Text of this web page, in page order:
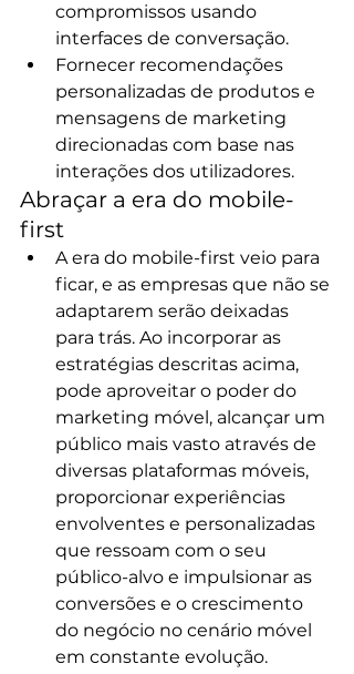
compromissos usando
interfaces de conversação.
Fornecer recomendações
personalizadas de produtos e
mensagens de marketing
direcionadas com base nas
interações dos utilizadores.
Abraçar a era do mobile-
first
A era do mobile-first veio para
ficar, e as empresas que não se
adaptarem serão deixadas
para trás. Ao incorporar as
estratégias descritas acima,
pode aproveitar o poder do
marketing móvel, alcançar um
público mais vasto através de
diversas plataformas móveis,
proporcionar experiências
envolventes e personalizadas
que ressoam com o seu
público-alvo e impulsionar as
conversões e o crescimento
do negócio no cenário móvel
em constante evolução.